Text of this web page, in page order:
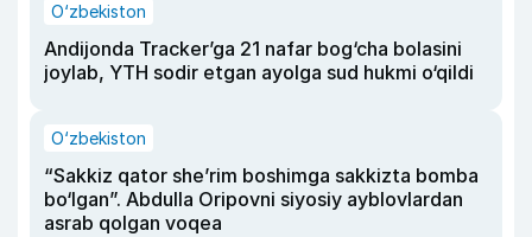
O‘zbekiston
Andijonda Tracker’ga 21 nafar bog‘cha bolasini
joylab, YTH sodir etgan ayolga sud hukmi o‘qildi
O‘zbekiston
“Sakkiz qator she’rim boshimga sakkizta bomba
bo‘lgan”. Abdulla Oripovni siyosiy ayblovlardan
asrab qolgan voqea